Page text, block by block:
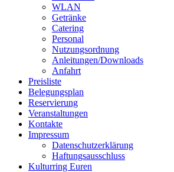
WLAN
Getränke
Catering
Personal
Nutzungsordnung
Anleitungen/Downloads
Anfahrt
Preisliste
Belegungsplan
Reservierung
Veranstaltungen
Kontakte
Impressum
Datenschutzerklärung
Haftungsausschluss
Kulturring Euren